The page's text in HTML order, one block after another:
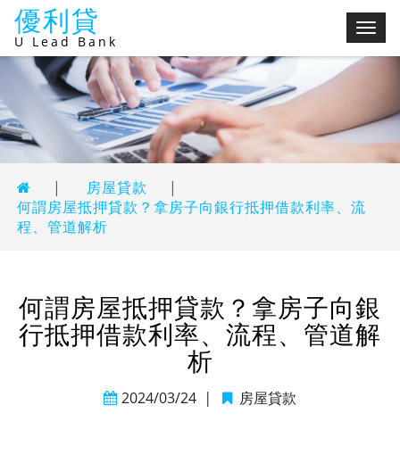
切
優利貸
U Lead Bank
| 房屋貸款
|
何謂房屋抵押貸款？拿房子向銀行抵押借款利率、流
程、管道解析
何謂房屋抵押貸款？拿房子向銀
行抵押借款利率、流程、管道解
析
2024/03/24 | 房屋貸款